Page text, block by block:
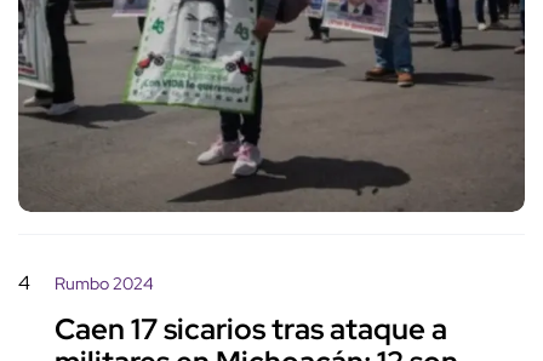
4 Rumbo 2024
Caen 17 sicarios tras ataque a